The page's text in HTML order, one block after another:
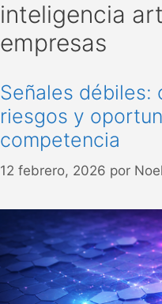
inteligencia
empresas
Señales débiles:
riesgos y
competencia
12 febrero, 2026 por